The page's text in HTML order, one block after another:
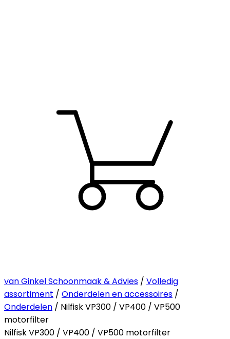
van Ginkel Schoonmaak & Advies / Volledig
assortiment / Onderdelen en accessoires /
Onderdelen / Nilfisk VP300 / VP400 / VP500
motorfilter
Nilfisk VP300 / VP400 / VP500 motorfilter